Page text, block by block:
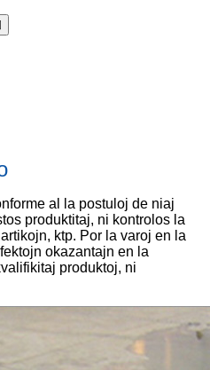
al la postuloj de niaj
produktitaj, ni kontrolos la
ktp. Por la varoj en la
okazantajn en la
produktoj, ni